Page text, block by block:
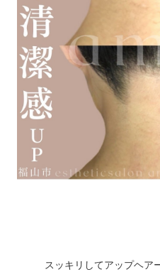
スッキリしてアップヘア